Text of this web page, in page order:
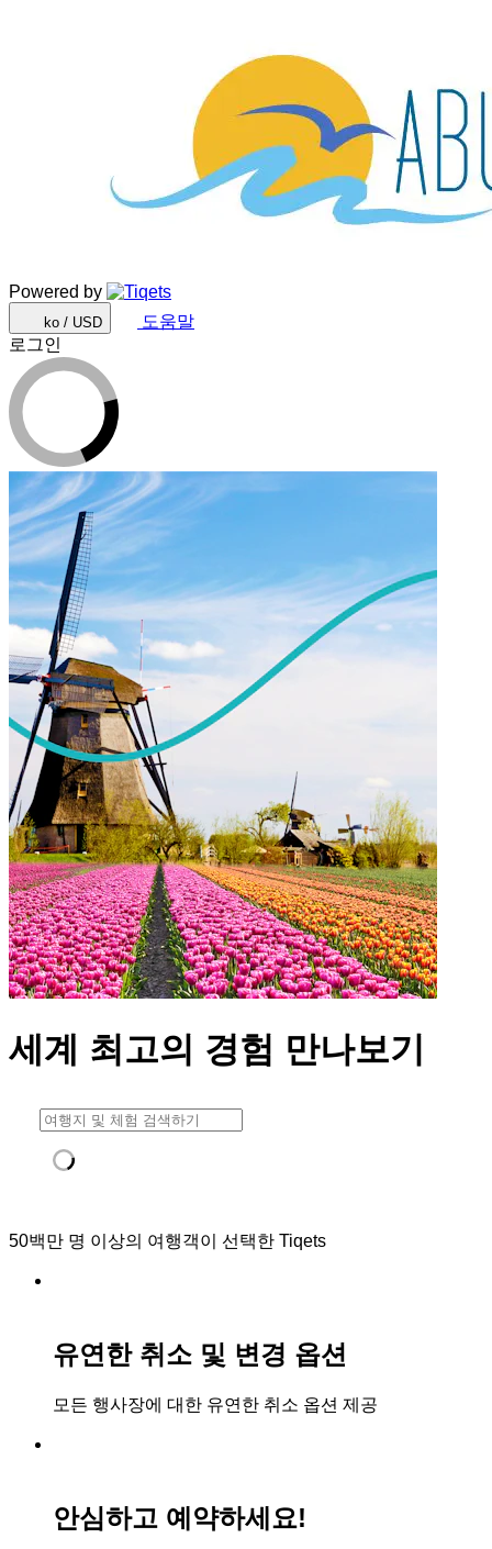
Powered by
ko / USD
도움말
로그인
세계 최고의 경험 만나보기
50백만 명 이상의 여행객이 선택한 Tiqets
유연한 취소 및 변경 옵션
모든 행사장에 대한 유연한 취소 옵션 제공
안심하고 예약하세요!